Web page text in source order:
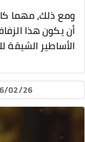
ومع ذلك، مهما
أن يكون هذا
الأساطير الشيقة
02/26